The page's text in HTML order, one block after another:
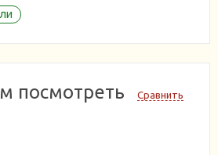
посмотреть
Сравнить